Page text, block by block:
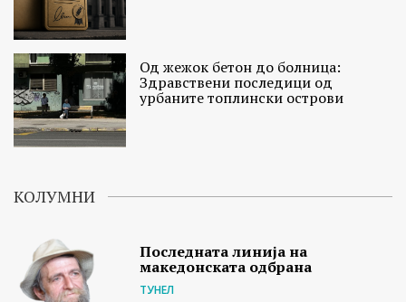
Од жежок бетон до болница:
Здравствени последици од
урбаните топлински острови
КОЛУМНИ
Последната линија на
македонската одбрана
ТУНЕЛ